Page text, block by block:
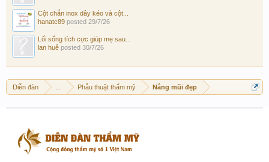
Cột chắn inox dây kéo và cột...
hanatc89 posted 29/7/26
Lối sống tích cực giúp mẹ sau...
lan huê posted 30/7/26
Diễn đàn Phẫu thuật thẩm mỹ Nâng mũi đẹp